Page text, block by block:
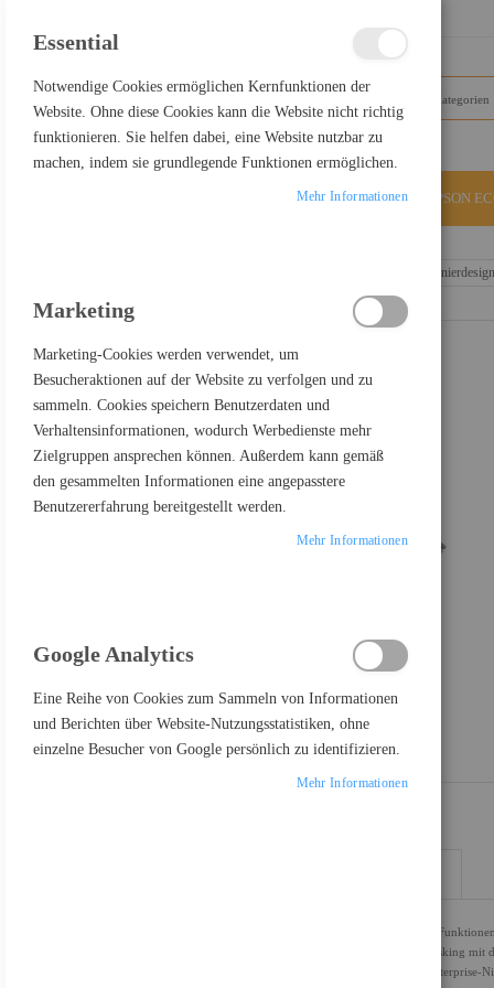
EPSON
Lenovo ThinkBook 16 G8 IAL 21SK - 180°-
Schlankes, modernes 16"-Business-Notebook mit robusten KI-Funktionen
Optimiert für reaktionsschnelle Datenverarbeitung und Multitasking mit
Umfangreicher Speicher, robuste Sicherheitsfunktionen auf Enterprise-
Essential
Notwendige Cookies ermöglichen Kernfunktionen der
Website. Ohne diese Cookies kann die Website nicht richtig
funktionieren. Sie helfen dabei, eine Website nutzbar zu
machen, indem sie grundlegende Funktionen ermöglichen.
Mehr Informationen
Marketing
Marketing-Cookies werden verwendet, um
Besucheraktionen auf der Website zu verfolgen und zu
sammeln. Cookies speichern Benutzerdaten und
Verhaltensinformationen, wodurch Werbedienste mehr
Zielgruppen ansprechen können. Außerdem kann gemäß
den gesammelten Informationen eine angepasstere
Benutzererfahrung bereitgestellt werden.
Mehr Informationen
Google Analytics
Eine Reihe von Cookies zum Sammeln von Informationen
und Berichten über Website-Nutzungsstatistiken, ohne
einzelne Besucher von Google persönlich zu identifizieren.
Mehr Informationen